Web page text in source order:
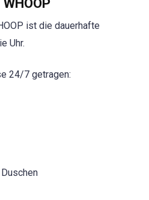
ist die dauerhafte
Uhr.
24/7 getragen: